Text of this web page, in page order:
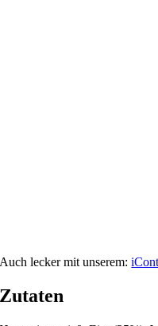
Auch lecker mit unserem:
Zutaten